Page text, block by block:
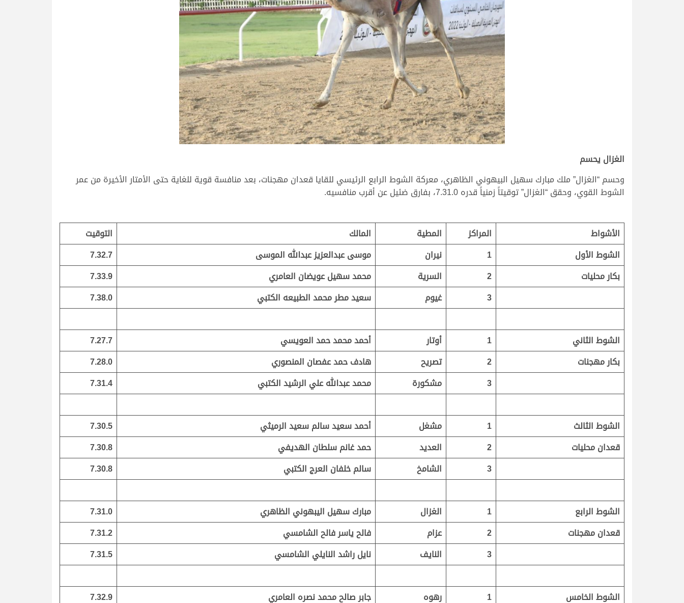
الغزال يحسم
وحسم “الغزال” ملك مبارك سهيل البيهوني الظاهري، معركة الشوط الرابع الرئيسي للقايا قعدان مهجنات، بعد منافسة قوية للغاية حتى الأمتار الأخيرة من عمر
الشوط القوي، وحقق “الغزال” توقيتاً زمنياً قدره 7.31.0، بفارق ضئيل عن أقرب منافسيه.
الأشواط المراكز المطية المالك
التوقيت
الشوط الأول
1 نيران موسى عبدالعزيز عبدالله الموسى
7.32.7
بكار محليات
2 السرية محمد سهيل عويضان العامري
7.33.9
3
غيوم سعيد مطر محمد الطبيعه الكتبي 7.38.0
الشوط الثاني 1 أوتار أحمد محمد حمد العويسي
7.27.7
بكار مهجنات
2 تصريح هادف حمد عفصان المنصوري
7.28.0
3
مشكورة محمد عبدالله علي الرشيد الكتبي 7.31.4
الشوط الثالث 1 مشغل أحمد سعيد سالم سعيد الرميثي
7.30.5
قعدان محليات
2 العديد حمد غانم سلطان الهديفي
7.30.8
3
الشامخ سالم خلفان العرج الكتبي 7.30.8
الشوط الرابع 1 الغزال مبارك سهيل اليبهوني الظاهري
7.31.0
قعدان مهجنات
2 عزام فالح ياسر فالح الشامسي
7.31.2
3
النايف نايل راشد النايلي الشامسي 7.31.5
الشوط الخامس 1 رهوه جابر صالح محمد نصره العامري 7.32.9